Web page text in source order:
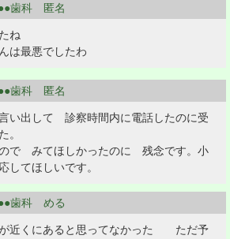
歯科 匿名
ね
は最悪でしたわ
歯科 匿名
い出して 診察時間内に電話したのに受
。
ので みてほしかったのに 残念です。小
てほしいです。
歯科 める
が近くにあると思ってなかった ただ予